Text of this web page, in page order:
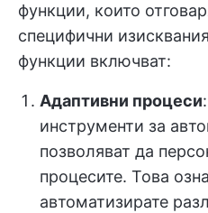
функции, които
специфични
функции включват:
Адаптивни процеси
инструменти за
позволяват да
процесите. Това
автоматизирате